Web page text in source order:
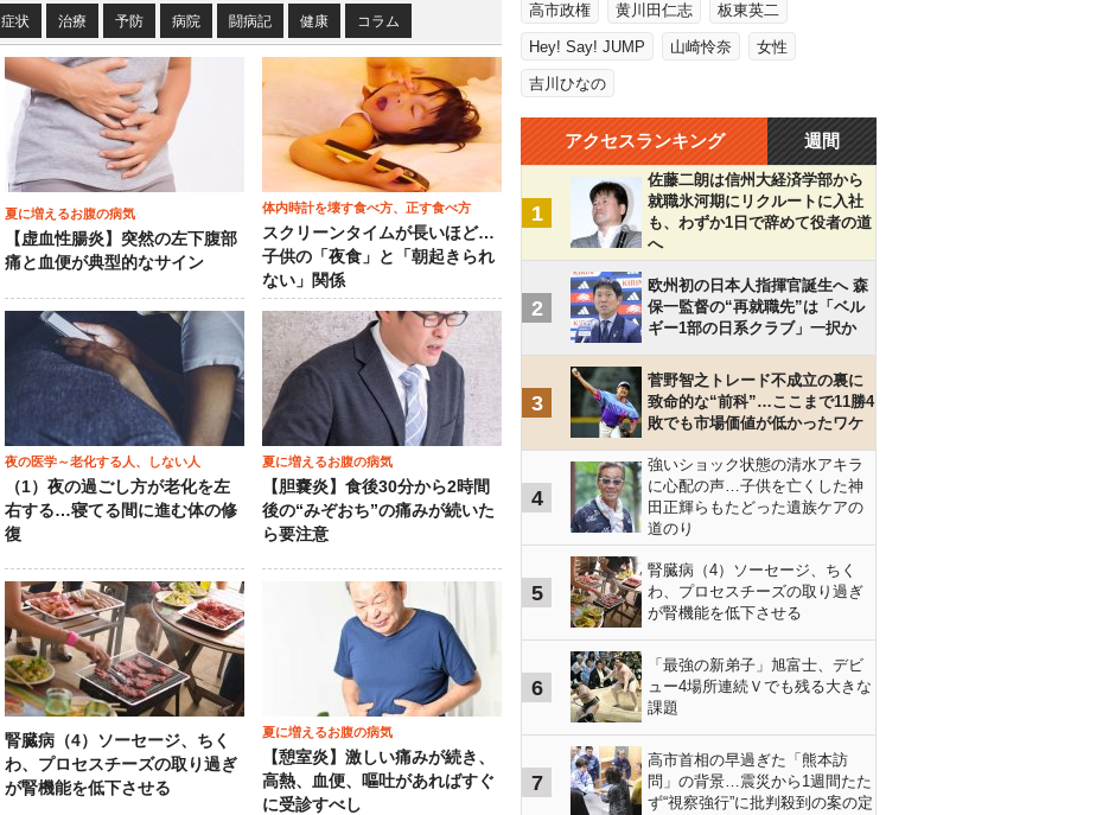
症状 治療 予防 病院 闘病記 健康 コラム
夏に増えるお腹の病気
【虚血性腸炎】突然の左下腹部
痛と血便が典型的なサイン
体内時計を壊す食べ方、正す食べ方
スクリーンタイムが長いほど…
子供の「夜食」と「朝起きられ
ない」関係
夜の医学～老化する人、しない人
（1）夜の過ごし方が老化を左
右する…寝てる間に進む体の修
復
夏に増えるお腹の病気
【胆嚢炎】食後30分から2時間
後の“みぞおち”の痛みが続いた
ら要注意
腎臓病（4）ソーセージ、ちく
わ、プロセスチーズの取り過ぎ
が腎機能を低下させる
夏に増えるお腹の病気
【憩室炎】激しい痛みが続き、
高熱、血便、嘔吐があればすぐ
に受診すべし
高市政権 黄川田仁志 板東英二
Hey! Say! JUMP 山崎怜奈 女性
吉川ひなの
アクセスランキング 週間
1
佐藤二朗は信州大経済学部から
就職氷河期にリクルートに入社
も、わずか1日で辞めて役者の道
へ
2
欧州初の日本人指揮官誕生へ 森
保一監督の“再就職先”は「ベル
ギー1部の日系クラブ」一択か
3
菅野智之トレード不成立の裏に
致命的な“前科”…ここまで11勝4
敗でも市場価値が低かったワケ
4
強いショック状態の清水アキラ
に心配の声…子供を亡くした神
田正輝らもたどった遺族ケアの
道のり
5
腎臓病（4）ソーセージ、ちく
わ、プロセスチーズの取り過ぎ
が腎機能を低下させる
6
「最強の新弟子」旭富士、デビ
ュー4場所連続Ｖでも残る大きな
課題
7
高市首相の早過ぎた「熊本訪
問」の背景…震災から1週間たた
ず“視察強行”に批判殺到の案の定